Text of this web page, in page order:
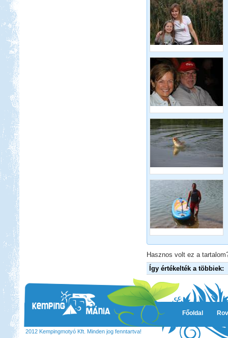
Hasznos volt ez a
Így értékelték a többiek:
Főoldal
2012 Kempingmotyó Kft. Minden jog fenntartva!